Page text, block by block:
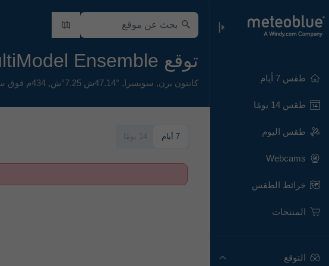
طقس 7 أيام
طقس 14 يومًا
طقس اليوم
Webcams
خرائط الطقس
المنتجات
التوقع
توقع MultiModel Ensemble لـ بيال
كانتون برن, سويسرا, 47.14°ش 7.25°ش, 434م فوق سطح البحر
7 أيام